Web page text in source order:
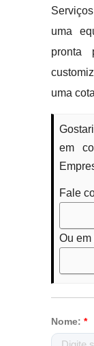
uma
pronta
uma
em
Fale
Ou
Nome: *